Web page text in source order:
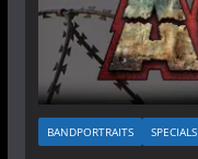
BANDPORTRAITS SPECIALS